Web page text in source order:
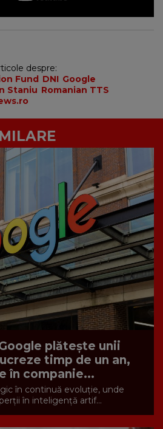
despre:
Fund DNI Google
Staniu Romanian TTS
plătește unii
timp de un an,
în companie...
în continuă evoluție, unde
în inteligență artif...